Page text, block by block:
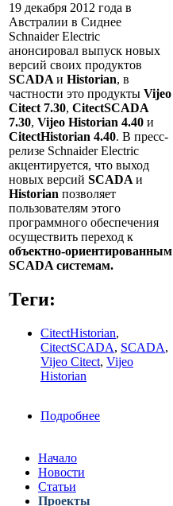
19 декабря 2012 года в
Австралии в Сиднее
Sсhnaider Electric
анонсировал выпуск новых
версий своих продуктов
SCADA и Historian, в
частности это продукты Vijeo
Citect 7.30, CitectSCADA
7.30, Vijeo Historian 4.40 и
CitectHistorian 4.40. В пресс-
релизе Sсhnaider Electric
акцентируется, что выход
новых версий SCADA и
Historian позволяет
пользователям этого
программного обеспечения
осуществить переход к
объектно-ориентированным
SCADA системам.
Теги:
CitectHistorian,
CitectSCADA, SCADA,
Vijeo Citect, Vijeo
Historian
Подробнее
Начало
Новости
Статьи
Проекты